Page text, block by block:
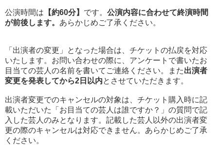
公演時間は 【約60分】 です。 公演内容に合わせて終演時間
が前後します。 あらかじめご了承ください。
「出演者の変更」となった場合は、チケットの払戻を対応
いたします。お問い合わせの際に、アンケートで書いたお
目当ての芸人の名前を書いてご連絡ください。また出演者
変更を発表してから2日以内とさせていただきます。
出演者変更でのキャンセルの対象は、チケット購入時に記
載いただいた「お目当ての芸人は誰ですか？」の質問で記
入した芸人のみとなります。記載した芸人以外の出演者変
更の際のキャンセルは対応できません。あらかじめご了承
ください。